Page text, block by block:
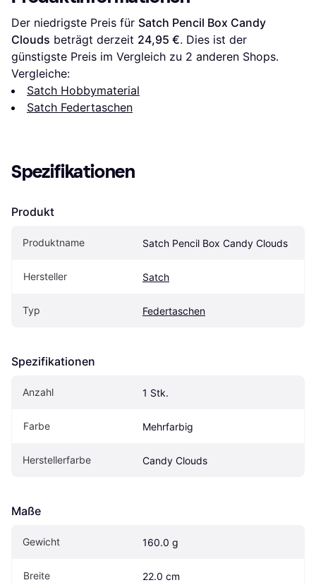
Der niedrigste Preis für Satch Pencil Box Candy
Clouds beträgt derzeit 24,95 €. Dies ist der
günstigste Preis im Vergleich zu 2 anderen Shops.
Vergleiche:
Satch Hobbymaterial
Satch Federtaschen
Spezifikationen
Produkt
Produktname Satch Pencil Box Candy Clouds
Hersteller Satch
Typ Federtaschen
Spezifikationen
Anzahl 1 Stk.
Farbe Mehrfarbig
Herstellerfarbe Candy Clouds
Maße
Gewicht 160.0 g
Breite 22.0 cm